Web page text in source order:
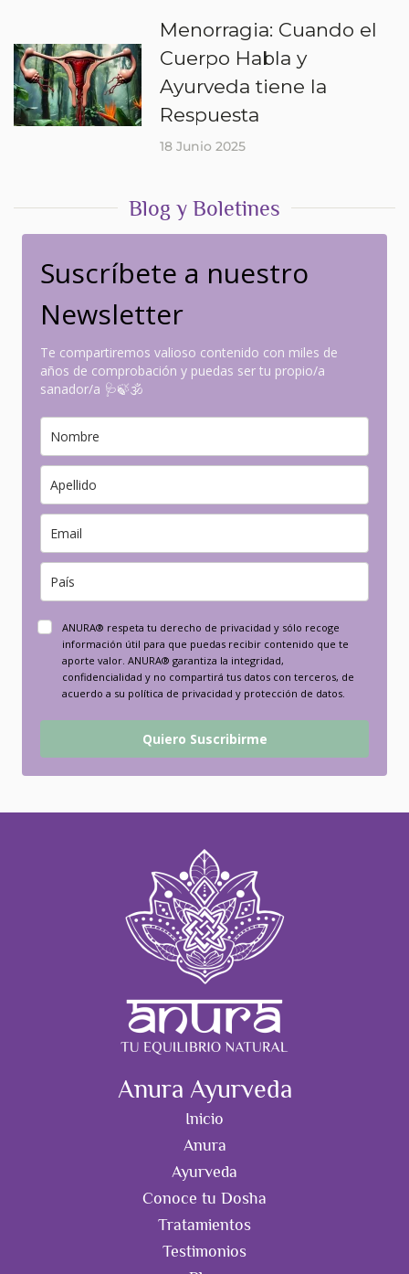
Menorragia: Cuando el
Cuerpo Habla y
Ayurveda tiene la
Respuesta
18 Junio 2025
Blog y Boletines
Suscríbete a nuestro
Newsletter
Te compartiremos valioso contenido con miles de
años de comprobación y puedas ser tu propio/a
sanador/a 🩺🍃🕉
ANURA® respeta tu derecho de privacidad y sólo recoge
información útil para que puedas recibir contenido que te
aporte valor. ANURA® garantiza la integridad,
confidencialidad y no compartirá tus datos con terceros, de
acuerdo a su política de privacidad y protección de datos.
Quiero Suscribirme
Anura Ayurveda
Inicio
Anura
Ayurveda
Conoce tu Dosha
Tratamientos
Testimonios